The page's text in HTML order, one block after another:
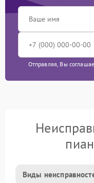
Отправляя, Вы
Виды